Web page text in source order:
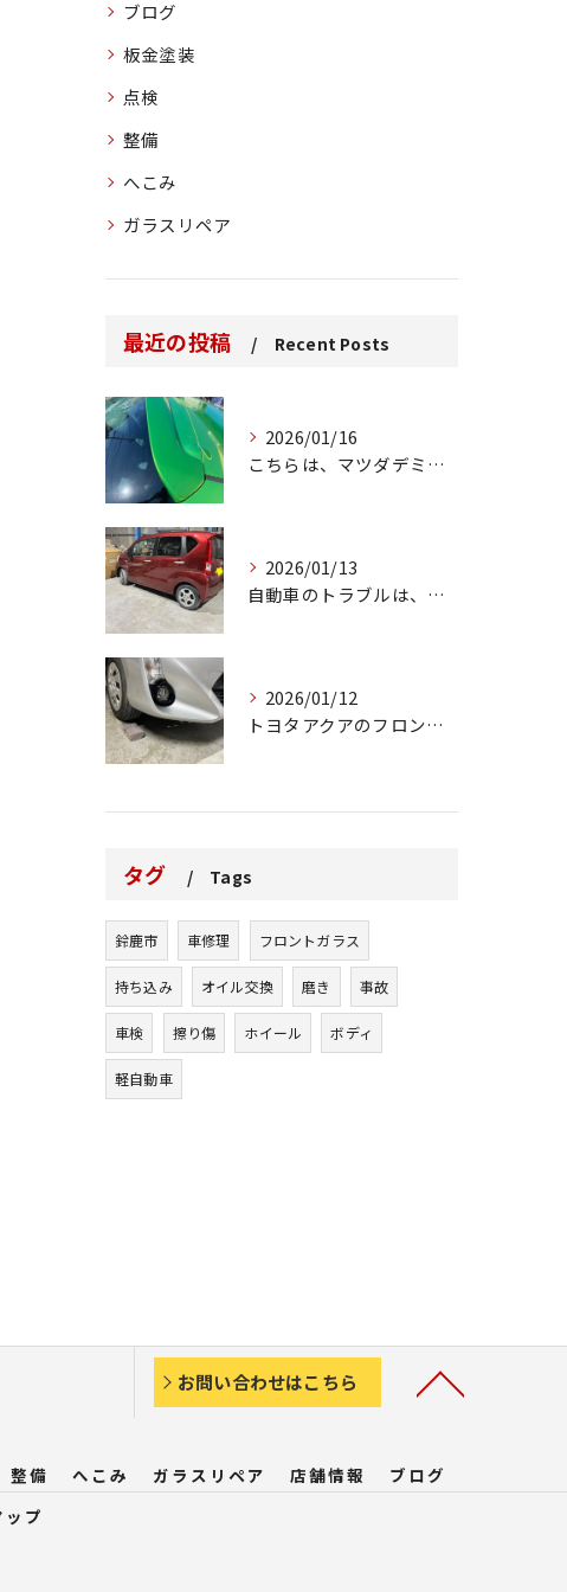
ブログ
板金塗装
点検
整備
へこみ
ガラスリペア
最近の投稿 Recent Posts
2026/01/16
こちらは、マツダデミオのゲートのルーフスポイラーで、経年劣化...
2026/01/13
自動車のトラブルは、日常生活において避けられない出来事の一つ...
2026/01/12
トヨタアクアのフロントバンパーの右下側を縁石にぶつけてできた...
タグ Tags
鈴鹿市 車修理 フロントガラス
持ち込み オイル交換 磨き 事故
車検 擦り傷 ホイール ボディ
軽自動車
お問い合わせはこちら
整備 へこみ ガラスリペア 店舗情報
ブログ
プ